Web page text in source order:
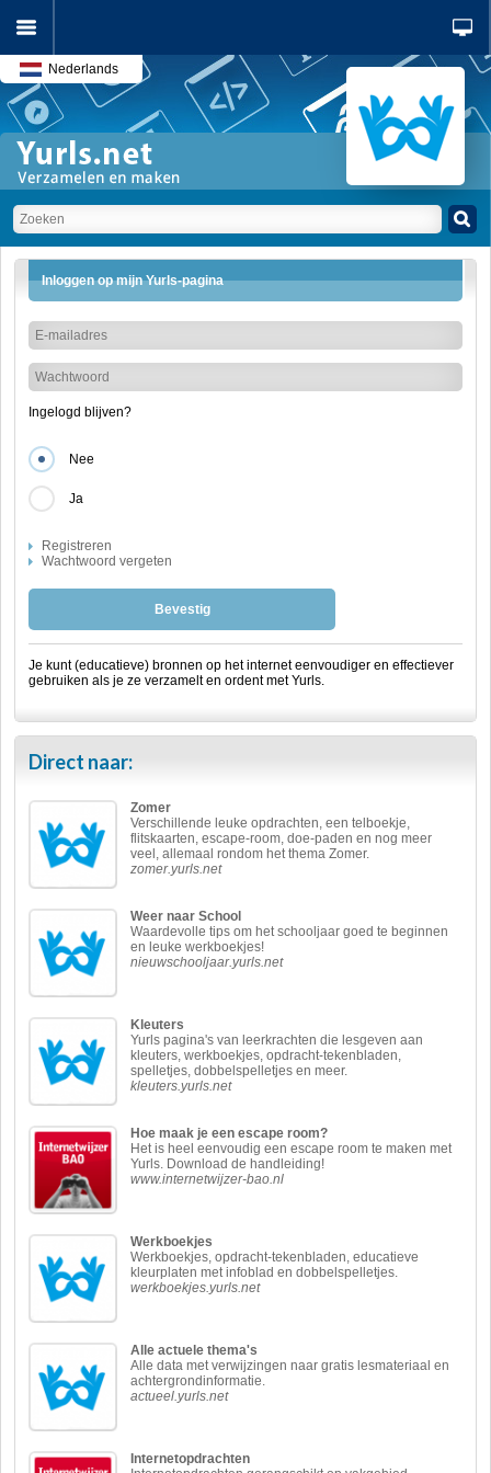
Nederlands
Inloggen op mijn Yurls-pagina
Ingelogd blijven?
Nee
Ja
Registreren
Wachtwoord vergeten
Bevestig
Je kunt (educatieve) bronnen op het internet eenvoudiger en effectiever
gebruiken als je ze verzamelt en ordent met Yurls.
Direct naar:
Zomer
Verschillende leuke opdrachten, een telboekje,
flitskaarten, escape-room, doe-paden en nog meer
veel, allemaal rondom het thema Zomer.
zomer.yurls.net
Weer naar School
Waardevolle tips om het schooljaar goed te beginnen
en leuke werkboekjes!
nieuwschooljaar.yurls.net
Kleuters
Yurls pagina's van leerkrachten die lesgeven aan
kleuters, werkboekjes, opdracht-tekenbladen,
spelletjes, dobbelspelletjes en meer.
kleuters.yurls.net
Hoe maak je een escape room?
Het is heel eenvoudig een escape room te maken met
Yurls. Download de handleiding!
www.internetwijzer-bao.nl
Werkboekjes
Werkboekjes, opdracht-tekenbladen, educatieve
kleurplaten met infoblad en dobbelspelletjes.
werkboekjes.yurls.net
Alle actuele thema's
Alle data met verwijzingen naar gratis lesmateriaal en
achtergrondinformatie.
actueel.yurls.net
Internetopdrachten